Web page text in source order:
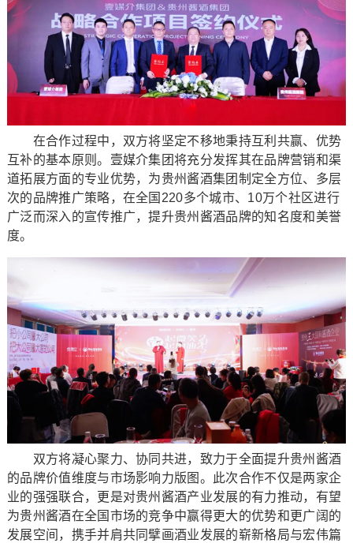
在合作过程中，双方将坚定不移地秉持互利共赢、优势
互补的基本原则。壹媒介集团将充分发挥其在品牌营销和渠
道拓展方面的专业优势，为贵州酱酒集团制定全方位、多层
次的品牌推广策略，在全国220多个城市、10万个社区进行
广泛而深入的宣传推广，提升贵州酱酒品牌的知名度和美誉
度。
双方将凝心聚力、协同共进，致力于全面提升贵州酱酒
的品牌价值维度与市场影响力版图。此次合作不仅是两家企
业的强强联合，更是对贵州酱酒产业发展的有力推动，有望
为贵州酱酒在全国市场的竞争中赢得更大的优势和更广阔的
发展空间，携手并肩共同擘画酒业发展的崭新格局与宏伟篇